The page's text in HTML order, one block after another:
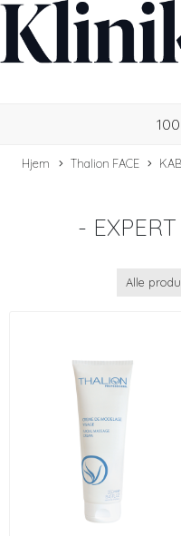
Hjem Thalion FACE
-